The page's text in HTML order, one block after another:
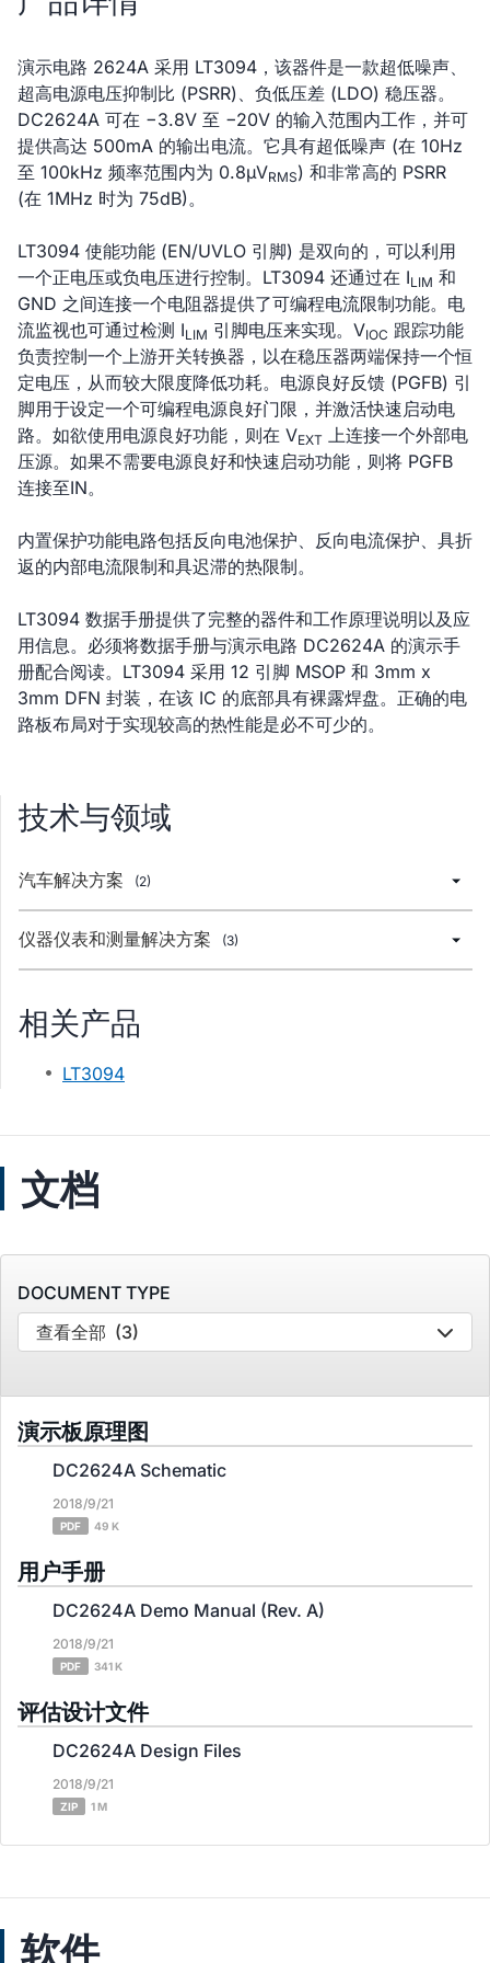
演示电路 2624A 采用 LT3094，该器件是一款超低噪声、
超高电源电压抑制比 (PSRR)、负低压差 (LDO) 稳压器。
DC2624A 可在 −3.8V 至 −20V 的输入范围内工作，并可
提供高达 500mA 的输出电流。它具有超低噪声 (在 10Hz
至 100kHz 频率范围内为 0.8µVRMS) 和非常高的 PSRR
(在 1MHz 时为 75dB)。
LT3094 使能功能 (EN/UVLO 引脚) 是双向的，可以利用
一个正电压或负电压进行控制。LT3094 还通过在 ILIM 和
GND 之间连接一个电阻器提供了可编程电流限制功能。电
流监视也可通过检测 ILIM 引脚电压来实现。VIOC 跟踪功能
负责控制一个上游开关转换器，以在稳压器两端保持一个恒
定电压，从而较大限度降低功耗。电源良好反馈 (PGFB) 引
脚用于设定一个可编程电源良好门限，并激活快速启动电
路。如欲使用电源良好功能，则在 VEXT 上连接一个外部电
压源。如果不需要电源良好和快速启动功能，则将 PGFB
连接至IN。
内置保护功能电路包括反向电池保护、反向电流保护、具折
返的内部电流限制和具迟滞的热限制。
LT3094 数据手册提供了完整的器件和工作原理说明以及应
用信息。必须将数据手册与演示电路 DC2624A 的演示手
册配合阅读。LT3094 采用 12 引脚 MSOP 和 3mm x
3mm DFN 封装，在该 IC 的底部具有裸露焊盘。正确的电
路板布局对于实现较高的热性能是必不可少的。
技术与领域
汽车解决方案 (2)
仪器仪表和测量解决方案 (3)
相关产品
LT3094
文档
DOCUMENT TYPE
查看全部 (3)
演示板原理图
DC2624A Schematic
2018/9/21
PDF 49 K
用户手册
DC2624A Demo Manual (Rev. A)
2018/9/21
PDF 341 K
评估设计文件
DC2624A Design Files
2018/9/21
ZIP 1 M
软件